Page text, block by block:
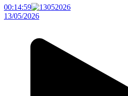
00:14:59
13/05/2026